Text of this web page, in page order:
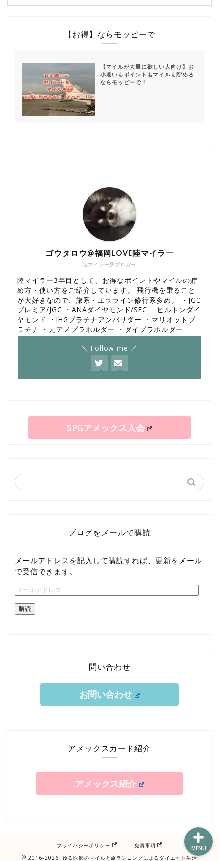
【お得】ならモッピーで
【マイルが大量に欲しい人向け】お
小遣いもポイントもマイルも貯める
ならモッピーで！
陸マイラー系ブロガー
ゴウタロウ@福岡LOVE陸マイラー
陸マイラー3年目として、お得なポイントやマイルの貯
め方・使い方をご紹介しています。 飛行機を乗ること
が大好きなので、旅系・エラライン修行系多め。 ・JGC
プレミア/JGC ・ANAダイヤモンド/SFC ・ヒルトンダイ
ヤモンド ・IHGプラチナアンバサダー ・マリオットプ
ラチナ ・元アメプラホルダー ・ダイプラホルダー
＼ Follow me ／
SPGアメックス入会
ブログをメールで購読
メールアドレスを記入して購読すれば、更新をメール
で受信できます。
購読
問い合わせ
お問い合わせ
アメックスカード紹介
アメックス紹介
プライバシーポリシー
免責事項
2016–2026 ゆる医師のマイルと旅ランニングによるダイエット生活
MENU
エアライン修行